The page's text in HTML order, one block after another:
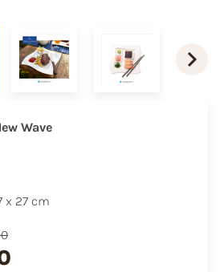
Wave
x 27 cm